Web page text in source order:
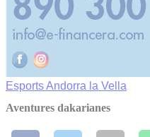
EsportsAndorra la Vella
Aventures dakarianes